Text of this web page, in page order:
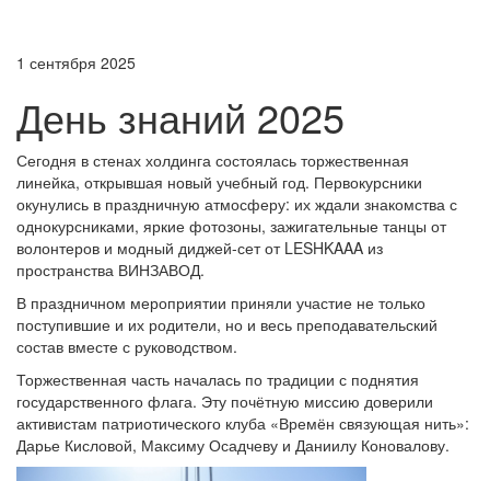
1 сентября 2025
День знаний 2025
Сегодня в стенах холдинга состоялась торжественная
линейка, открывшая новый учебный год. Первокурсники
окунулись в праздничную атмосферу: их ждали знакомства с
однокурсниками, яркие фотозоны, зажигательные танцы от
волонтеров и модный диджей-сет от LESHKAAA из
пространства ВИНЗАВОД.
В праздничном мероприятии приняли участие не только
поступившие и их родители, но и весь преподавательский
состав вместе с руководством.
Торжественная часть началась по традиции с поднятия
государственного флага. Эту почётную миссию доверили
активистам патриотического клуба «Времён связующая нить»:
Дарье Кисловой, Максиму Осадчеву и Даниилу Коновалову.